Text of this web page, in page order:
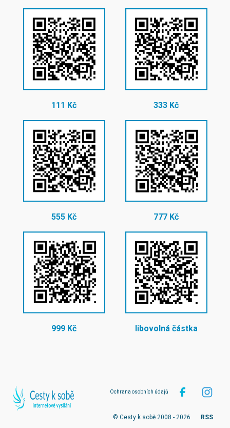
111 Kč 333 Kč
555 Kč 777 Kč
999 Kč libovolná částka
Ochrana osobních údajů
© Cesty k sobě 2008 - 2026 RSS